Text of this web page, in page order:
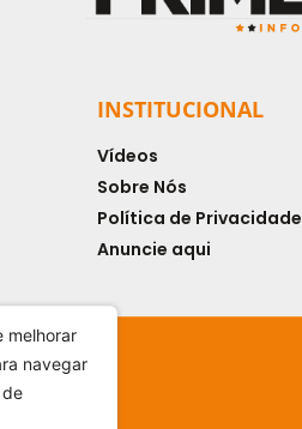
melhorar
navegar
INSTITUCIONAL
Vídeos
Sobre Nós
Política de Privacidade
Anuncie aqui